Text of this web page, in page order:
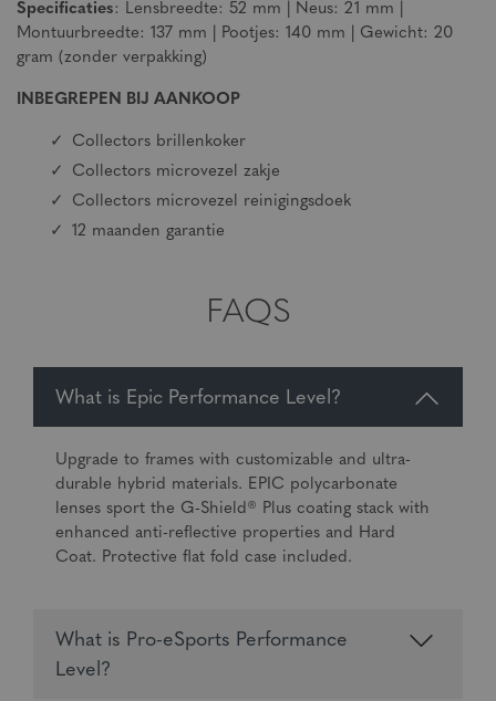
Specificaties: Lensbreedte: 52 mm | Neus: 21 mm |
Montuurbreedte: 137 mm | Pootjes: 140 mm | Gewicht: 20
gram (zonder verpakking)
INBEGREPEN BIJ AANKOOP
Collectors brillenkoker
Collectors microvezel zakje
Collectors microvezel reinigingsdoek
12 maanden garantie
FAQS
What is Epic Performance Level?
Upgrade to frames with customizable and ultra-
durable hybrid materials. EPIC polycarbonate
lenses sport the G-Shield® Plus coating stack with
enhanced anti-reflective properties and Hard
Coat. Protective flat fold case included.
What is Pro-eSports Performance
Level?